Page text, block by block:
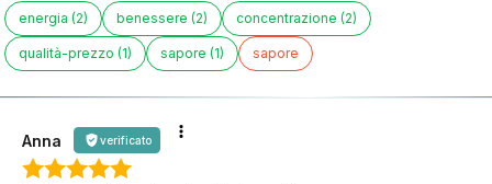
energia (2) benessere (2) concentrazione (2)
qualità-prezzo (1) sapore (1) sapore
Anna verificato